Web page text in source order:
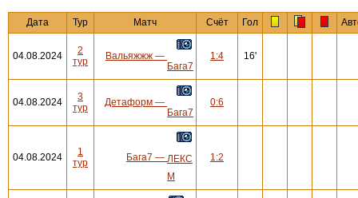
Дата Тур Матч Счёт Гол
04.08.2024
2
тур
Вальяжжж —
Бага7
1:4 16'
04.08.2024
3
тур
Детаформ —
Бага7
0:6
04.08.2024
1
тур
Бага7 — ЛЕКС
М
1:2